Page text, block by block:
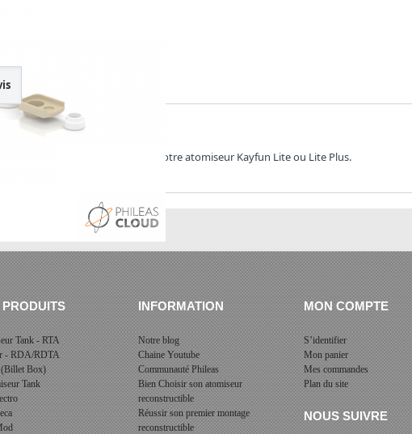
pour chhanger ceux d'origine de votre atomiseur Kayfun Lite ou Lite Plus.
Tank - RTA
- RDA/RDTA
Box)
Tank
INFORMATION
Notre blog
Chaine Youtube
Communauté Phileas
Bien Choisir son atomiseur
reconstructible
Réussir son premier montage
reconstructible
MON COMPTE
S’identifier
Mon panier
Mes commandes
Plan du site
NOUS SUIVRE